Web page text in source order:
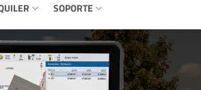
SOPORTE